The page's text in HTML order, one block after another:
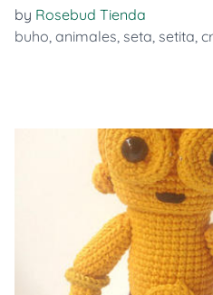
by Rosebud Tienda
buho, animales, seta, setita,